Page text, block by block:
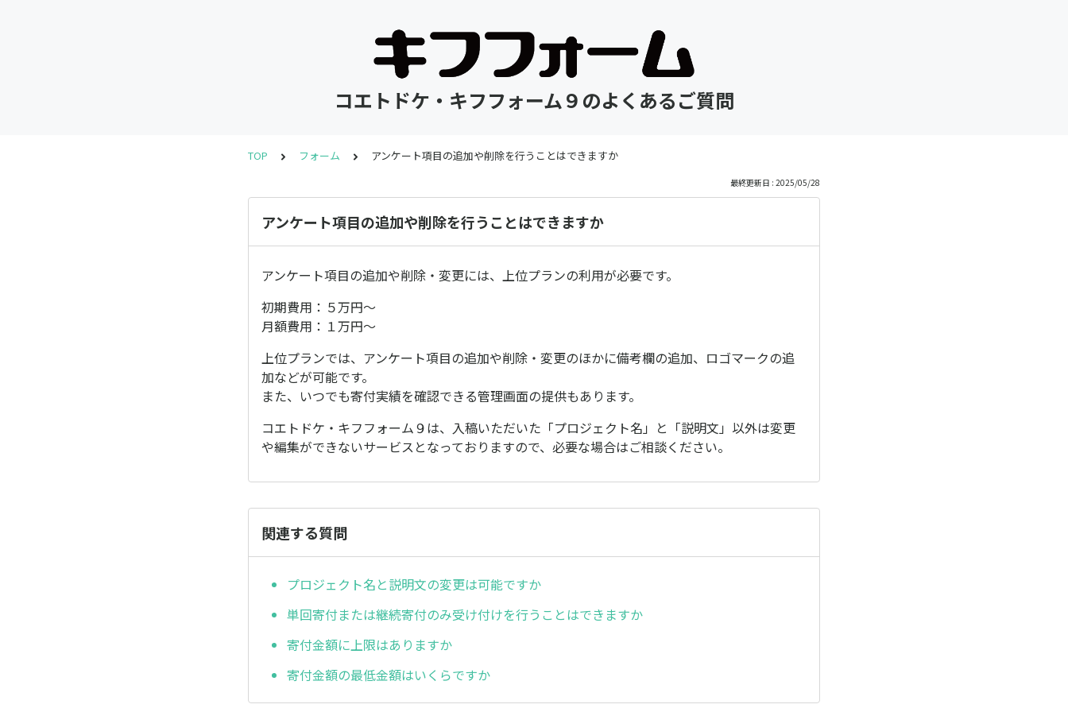
コエトドケ・キフフォーム９のよくあるご質問
TOP フォーム アンケート項目の追加や削除を行うことはできますか
最終更新日 : 2025/05/28
アンケート項目の追加や削除を行うことはできますか
アンケート項目の追加や削除・変更には、上位プランの利用が必要です。
初期費用：５万円〜
月額費用：１万円〜
上位プランでは、アンケート項目の追加や削除・変更のほかに備考欄の追加、ロゴマークの追
加などが可能です。
また、いつでも寄付実績を確認できる管理画面の提供もあります。
コエトドケ・キフフォーム９は、入稿いただいた「プロジェクト名」と「説明文」以外は変更
や編集ができないサービスとなっておりますので、必要な場合はご相談ください。
関連する質問
プロジェクト名と説明文の変更は可能ですか
単回寄付または継続寄付のみ受け付けを行うことはできますか
寄付金額に上限はありますか
寄付金額の最低金額はいくらですか